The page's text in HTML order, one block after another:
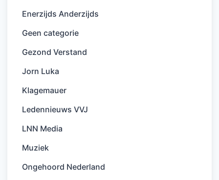
Enerzijds Anderzijds
Geen categorie
Gezond Verstand
Jorn Luka
Klagemauer
Ledennieuws VVJ
LNN Media
Muziek
Ongehoord Nederland